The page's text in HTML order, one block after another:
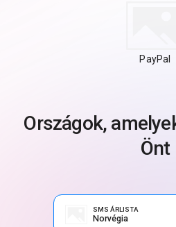
PayPal
Országok,
Önt
SMS ÁRLISTA
Norvégia